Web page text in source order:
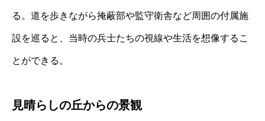
る。道を歩きながら掩蔽部や監守衛舎など周囲の付属施
設を巡ると、当時の兵士たちの視線や生活を想像するこ
とができる。
見晴らしの丘からの景観